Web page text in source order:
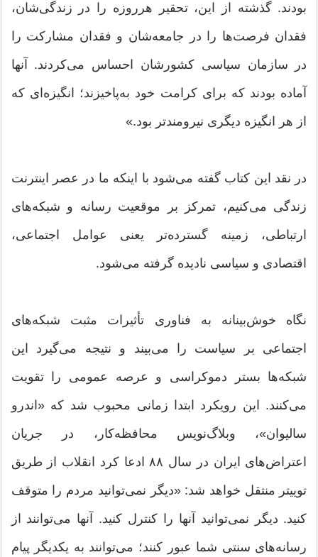
بودند. گذشته از این، تحقیر هرروزه را در زندگی‌شان،
فقدان فرصت‌ها را در جامعه‌شان و فقدان مشارکت را
در سازمان سیاسی کشورشان احساس می‌کردند. آنها
آماده بودند که برای کرامت خود به‌پاخیزند؛ انگیزه‌ای که
از هر انگیزه‌ دیگری نیرومندتر بود.»
در نقد این کتاب گفته می‌شود با اینکه ما در عصر اینترنت
زندگی می‌کنیم، تمرکز بر موقعیت رسانه‌ و شبکه‌های
ارتباطی، زمینه گسترده‌تر یعنی عوامل اجتماعی،
اقتصادی و سیاسی نادیده گرفته می‌شود.
نگاه خوش‌بینانه به فناوری تأثیرات مثبت شبکه‌های
اجتماعی بر سیاست را می‌بیند و نتیجه می‌گیرد این
شبکه‌ها بستر دموکراسی و عرصه عمومی را تقویت
می‌کنند. این رویکرد ابتدا زمانی محبوب شد که «اندرو
سالیوان»، وبلاگ‌نویس محافظه‌کار، در جریان
اعتراض‌های ایران در سال ۸۸ ادعا کرد انقلاب از طریق
توییتر منتقل خواهد شد: «دیگر نمی‌توانید مردم را متوقف
کنید. دیگر نمی‌توانید آنها را کنترل کنید. آنها می‌توانند از
رسانه‌های سنتی شما عبور کنند؛ می‌توانند به یکدیگر پیام